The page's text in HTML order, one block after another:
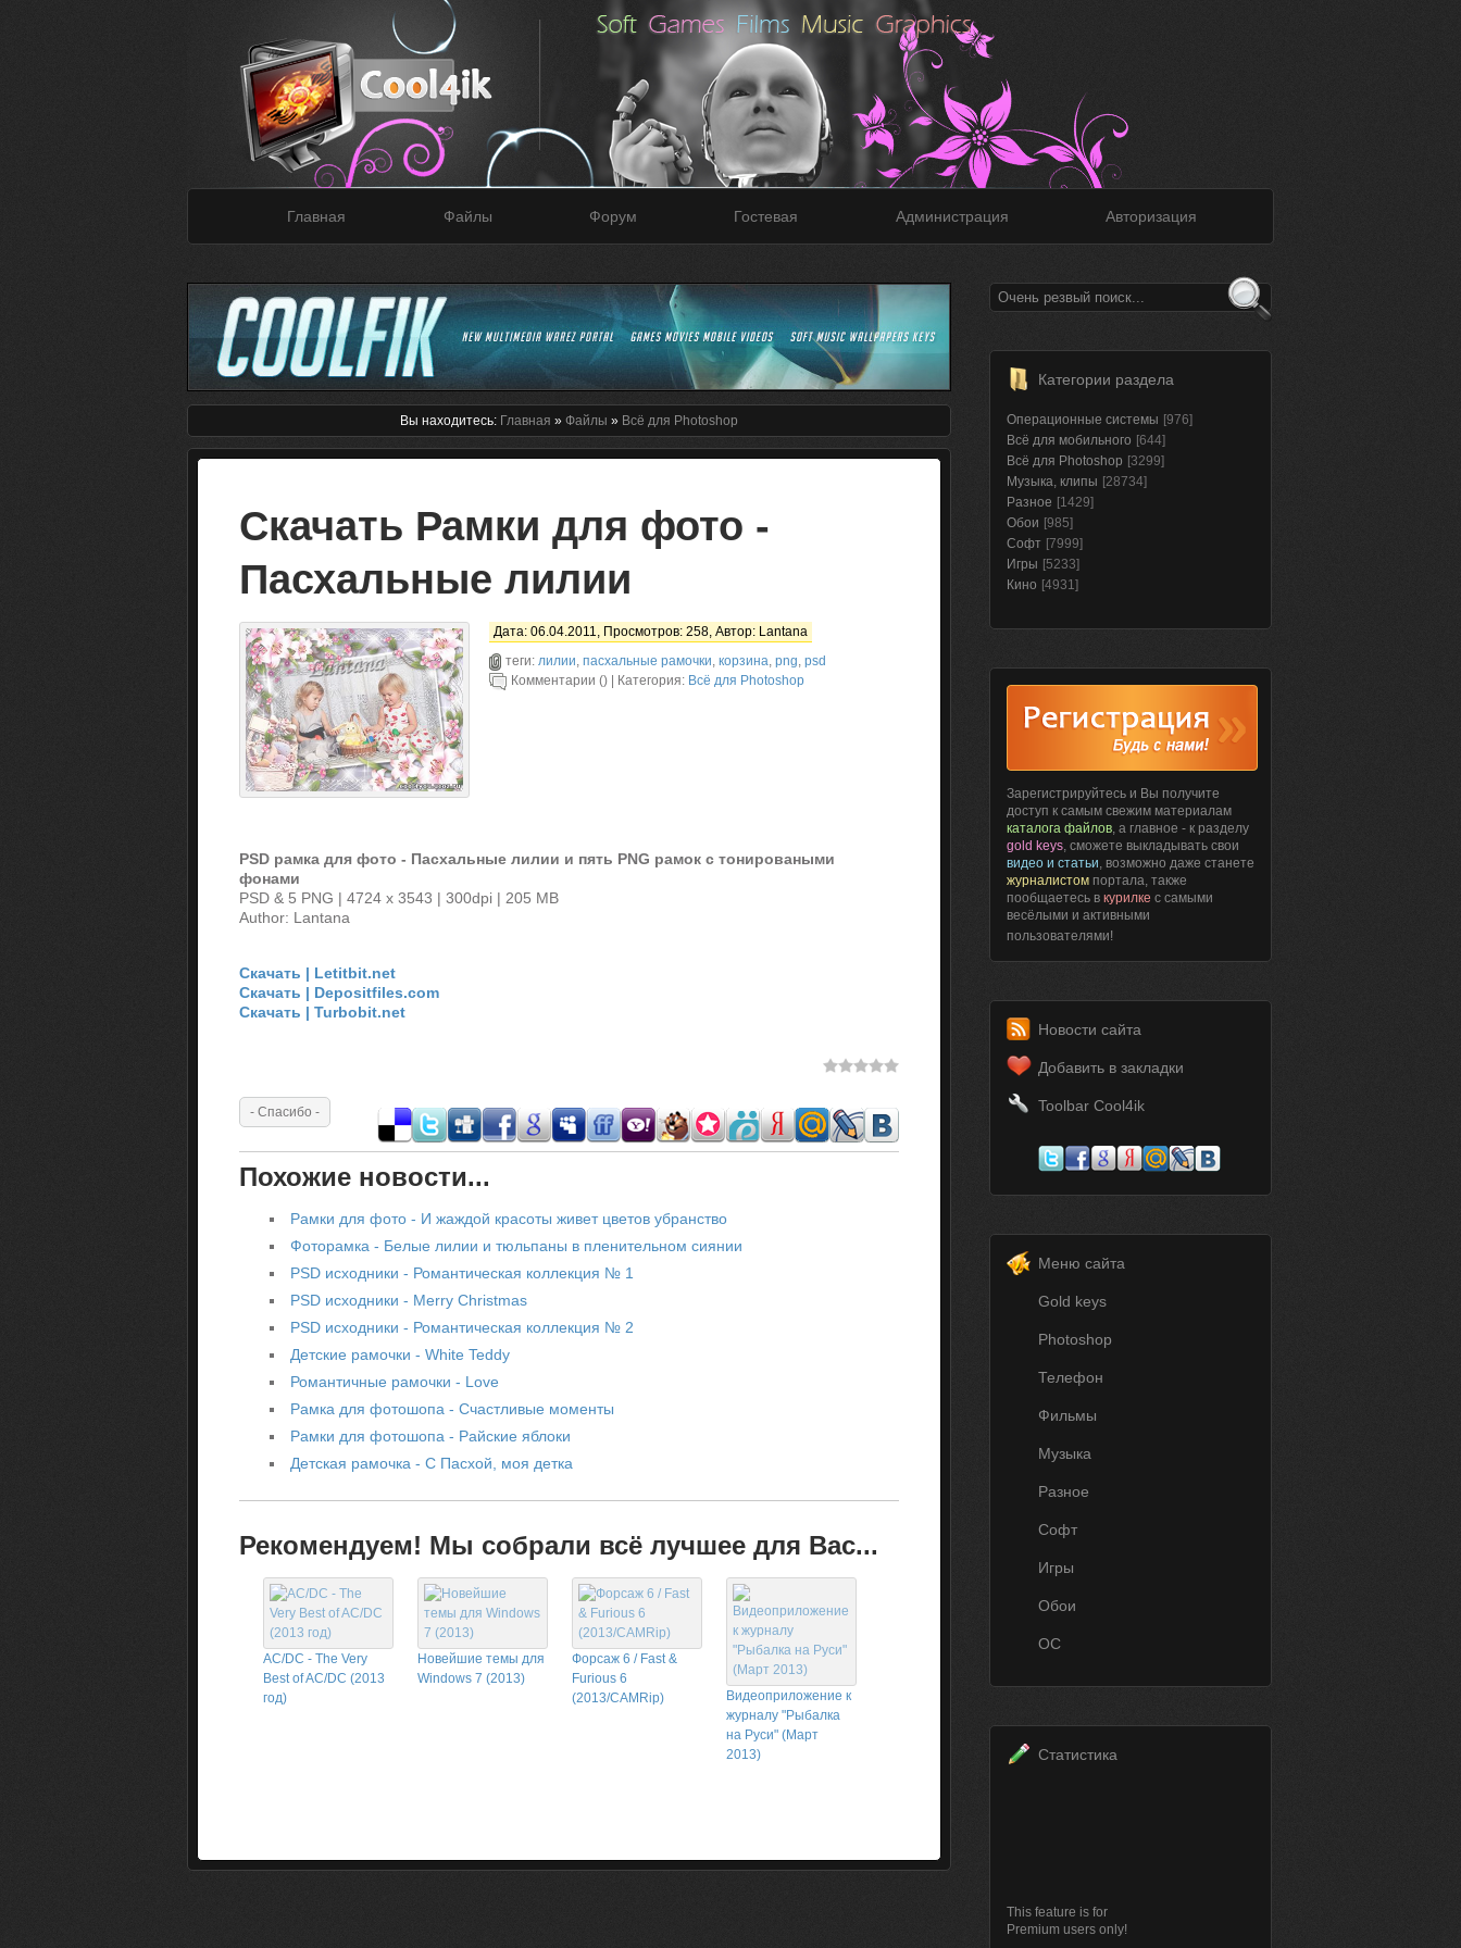
Главная Файлы Форум Гостевая Администрация Авторизация
Вы находитесь: Главная » Файлы » Всё для Photoshop
Скачать Рамки для фото -
Пасхальные лилии
Дата: 06.04.2011, Просмотров: 258, Автор: Lantana
теги: лилии, пасхальные рамочки, корзина, png, psd
Комментарии () | Категория: Всё для Photoshop
PSD рамка для фото - Пасхальные лилии и пять PNG рамок с тонироваными
фонами
PSD & 5 PNG | 4724 x 3543 | 300dpi | 205 MB
Author: Lantana
Скачать | Letitbit.net
Скачать | Depositfiles.com
Скачать | Turbobit.net
Похожие новости...
Рамки для фото - И жаждой красоты живет цветов убранство
Фоторамка - Белые лилии и тюльпаны в пленительном сиянии
PSD исходники - Романтическая коллекция № 1
PSD исходники - Merry Christmas
PSD исходники - Романтическая коллекция № 2
Детские рамочки - White Teddy
Романтичные рамочки - Love
Рамка для фотошопа - Счастливые моменты
Рамки для фотошопа - Райские яблоки
Детская рамочка - С Пасхой, моя детка
Рекомендуем! Мы собрали всё лучшее для Вас...
AC/DC - The Very
Best of AC/DC (2013
год)
Новейшие темы для
Windows 7 (2013)
Форсаж 6 / Fast &
Furious 6
(2013/CAMRip)
Видеоприложение к
журналу "Рыбалка
на Руси" (Март
2013)
Категории раздела
Операционные системы [976]
Всё для мобильного [644]
Всё для Photoshop [3299]
Музыка, клипы [28734]
Разное [1429]
Обои [985]
Софт [7999]
Игры [5233]
Кино [4931]
Зарегистрируйтесь и Вы получите
доступ к самым свежим материалам
каталога файлов, а главное - к разделу
gold keys, сможете выкладывать свои
видео и статьи, возможно даже станете
журналистом портала, также
пообщаетесь в курилке с самыми
весёлыми и активными
пользователями!
Новости сайта
Добавить в закладки
Toolbar Cool4ik
Меню сайта
Gold keys
Photoshop
Телефон
Фильмы
Музыка
Разное
Софт
Игры
Обои
ОС
Статистика
This feature is for
Premium users only!